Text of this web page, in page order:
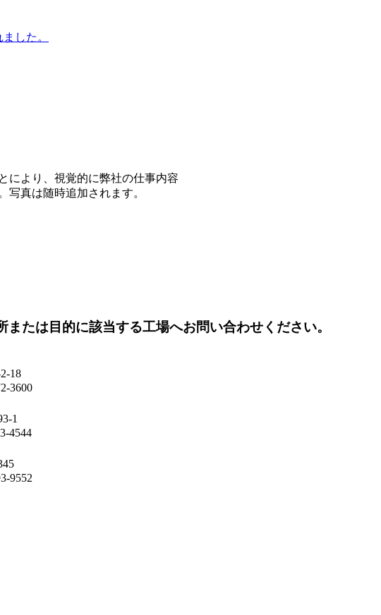
した。
により、視覚的に弊社の仕事内容
写真は随時追加されます。
たは目的に該当する工場へお問い合わせください。
18
3600
1
4544
9552